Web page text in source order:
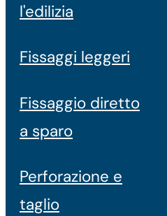
l'edilizia
Fissaggi leggeri
Fissaggio diretto
a sparo
Perforazione e
taglio